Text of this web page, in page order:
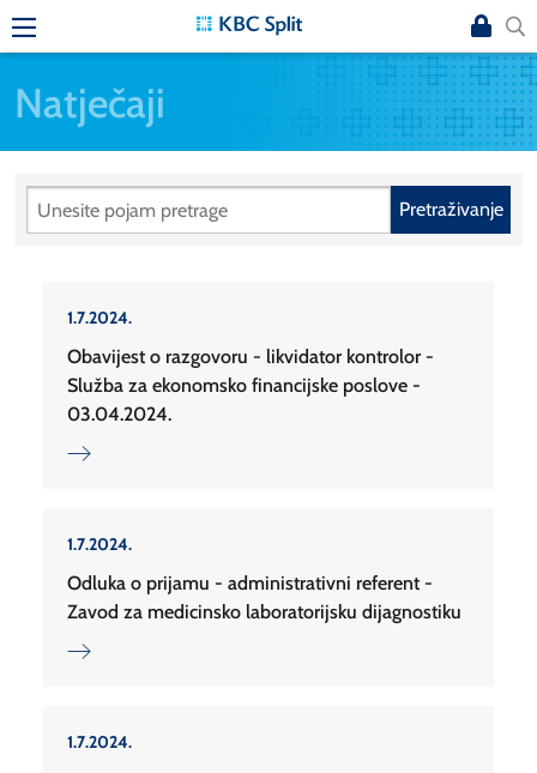
Natječaji
Pretraživanje
1.7.2024.
Obavijest o razgovoru - likvidator kontrolor -
Služba za ekonomsko financijske poslove -
03.04.2024.
1.7.2024.
Odluka o prijamu - administrativni referent -
Zavod za medicinsko laboratorijsku dijagnostiku
1.7.2024.